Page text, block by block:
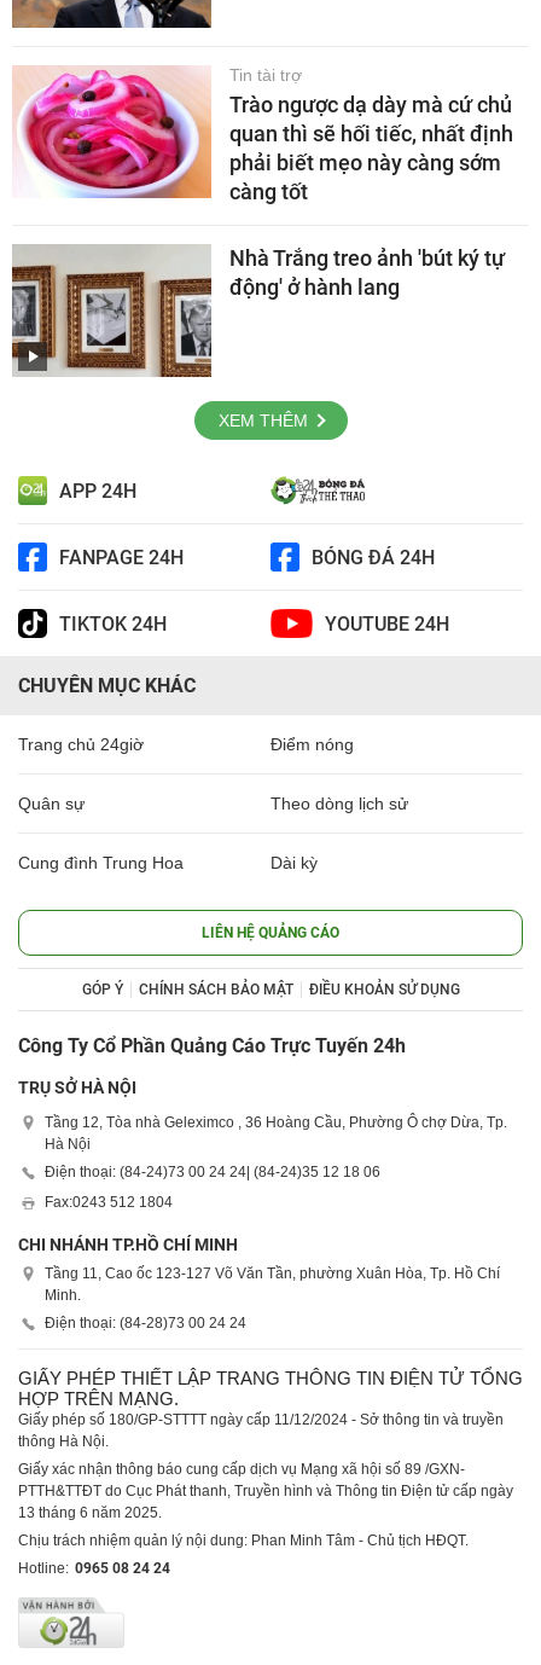
Tin tài trợ
Trào ngược dạ dày mà cứ chủ
quan thì sẽ hối tiếc, nhất định
phải biết mẹo này càng sớm
càng tốt
Nhà Trắng treo ảnh 'bút ký tự
động' ở hành lang
XEM THÊM
APP 24H
FANPAGE 24H BÓNG ĐÁ 24H
TIKTOK 24H YOUTUBE 24H
CHUYÊN MỤC KHÁC
Trang chủ 24giờ Điểm nóng
Quân sự Theo dòng lịch sử
Cung đình Trung Hoa Dài kỳ
LIÊN HỆ QUẢNG CÁO
GÓP Ý CHÍNH SÁCH BẢO MẬT ĐIỀU KHOẢN SỬ DỤNG
Công Ty Cổ Phần Quảng Cáo Trực Tuyến 24h
TRỤ SỞ HÀ NỘI
Tầng 12, Tòa nhà Geleximco , 36 Hoàng Cầu, Phường Ô chợ Dừa, Tp.
Hà Nội
Điện thoại: (84-24)73 00 24 24 | (84-24)35 12 18 06
Fax:0243 512 1804
CHI NHÁNH TP.HỒ CHÍ MINH
Tầng 11, Cao ốc 123-127 Võ Văn Tần, phường Xuân Hòa, Tp. Hồ Chí
Minh.
Điện thoại: (84-28)73 00 24 24
GIẤY PHÉP THIẾT LẬP TRANG THÔNG TIN ĐIỆN TỬ TỔNG
HỢP TRÊN MẠNG.
Giấy phép số 180/GP-STTTT ngày cấp 11/12/2024 - Sở thông tin và truyền
thông Hà Nội.
Giấy xác nhận thông báo cung cấp dịch vụ Mạng xã hội số 89 /GXN-
PTTH&TTĐT do Cục Phát thanh, Truyền hình và Thông tin Điện tử cấp ngày
13 tháng 6 năm 2025.
Chịu trách nhiệm quản lý nội dung: Phan Minh Tâm - Chủ tịch HĐQT.
Hotline: 0965 08 24 24